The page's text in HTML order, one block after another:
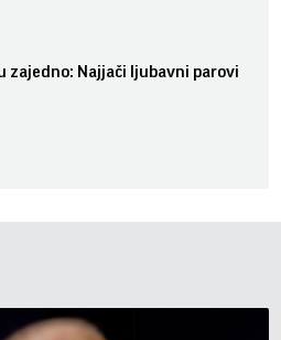
zajedno: Najjači ljubavni parovi